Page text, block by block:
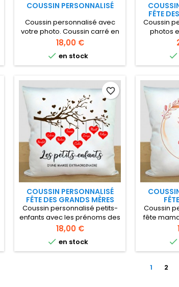
COUSSIN PERSONNALISÉ
Coussin personnalisé avec
votre photo. Coussin carré en
satin déhoussable
Prix
18,00 €
 en stock
FÊTE
Coussin
photos
cadeau
avec les
enfants
COUSSIN PERSONNALISÉ
FÊTE DES GRANDS MÈRES
Coussin personnalisé petits-
enfants avec les prénoms des
petits enfants. Idée de cadeau
pour la fête des grands-
mères
Prix
18,00 €
 en stock
favorite_border
Coussin
fête

1 2